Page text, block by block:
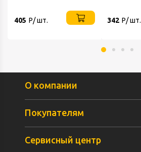
405 Р/ шт.
342 Р/ шт.
О компании
Покупателям
Сервисный центр